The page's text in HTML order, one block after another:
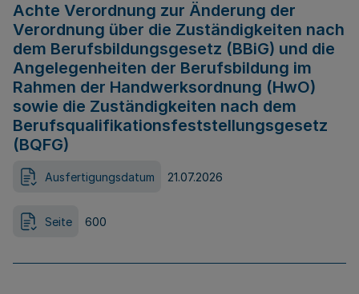
Achte Verordnung zur Änderung der
Verordnung über die Zuständigkeiten nach
dem Berufsbildungsgesetz (BBiG) und die
Angelegenheiten der Berufsbildung im
Rahmen der Handwerksordnung (HwO)
sowie die Zuständigkeiten nach dem
Berufsqualifikationsfeststellungsgesetz
(BQFG)
Ausfertigungsdatum 21.07.2026
Seite 600